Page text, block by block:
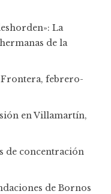
La
de la
Frontera, febrero-
en Villamartín,
de concentración
de Bornos